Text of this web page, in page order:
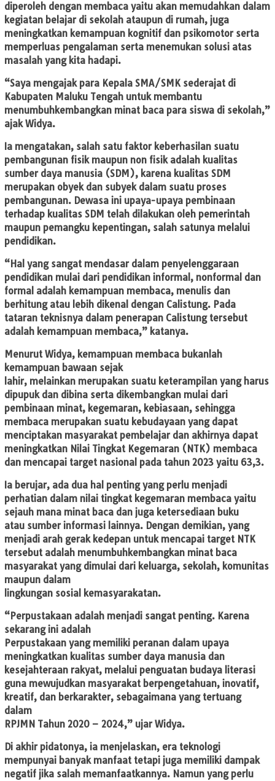
diperoleh dengan membaca yaitu akan memudahkan dalam
kegiatan belajar di sekolah ataupun di rumah, juga
meningkatkan kemampuan kognitif dan psikomotor serta
memperluas pengalaman serta menemukan solusi atas
masalah yang kita hadapi.
“Saya mengajak para Kepala SMA/SMK sederajat di
Kabupaten Maluku Tengah untuk membantu
menumbuhkembangkan minat baca para siswa di sekolah,”
ajak Widya.
Ia mengatakan, salah satu faktor keberhasilan suatu
pembangunan fisik maupun non fisik adalah kualitas
sumber daya manusia (SDM), karena kualitas SDM
merupakan obyek dan subyek dalam suatu proses
pembangunan. Dewasa ini upaya-upaya pembinaan
terhadap kualitas SDM telah dilakukan oleh pemerintah
maupun pemangku kepentingan, salah satunya melalui
pendidikan.
“Hal yang sangat mendasar dalam penyelenggaraan
pendidikan mulai dari pendidikan informal, nonformal dan
formal adalah kemampuan membaca, menulis dan
berhitung atau lebih dikenal dengan Calistung. Pada
tataran teknisnya dalam penerapan Calistung tersebut
adalah kemampuan membaca,” katanya.
Menurut Widya, kemampuan membaca bukanlah
kemampuan bawaan sejak
lahir, melainkan merupakan suatu keterampilan yang harus
dipupuk dan dibina serta dikembangkan mulai dari
pembinaan minat, kegemaran, kebiasaan, sehingga
membaca merupakan suatu kebudayaan yang dapat
menciptakan masyarakat pembelajar dan akhirnya dapat
meningkatkan Nilai Tingkat Kegemaran (NTK) membaca
dan mencapai target nasional pada tahun 2023 yaitu 63,3.
Ia berujar, ada dua hal penting yang perlu menjadi
perhatian dalam nilai tingkat kegemaran membaca yaitu
sejauh mana minat baca dan juga ketersediaan buku
atau sumber informasi lainnya. Dengan demikian, yang
menjadi arah gerak kedepan untuk mencapai target NTK
tersebut adalah menumbuhkembangkan minat baca
masyarakat yang dimulai dari keluarga, sekolah, komunitas
maupun dalam
lingkungan sosial kemasyarakatan.
“Perpustakaan adalah menjadi sangat penting. Karena
sekarang ini adalah
Perpustakaan yang memiliki peranan dalam upaya
meningkatkan kualitas sumber daya manusia dan
kesejahteraan rakyat, melalui penguatan budaya literasi
guna mewujudkan masyarakat berpengetahuan, inovatif,
kreatif, dan berkarakter, sebagaimana yang tertuang
dalam
RPJMN Tahun 2020 – 2024,” ujar Widya.
Di akhir pidatonya, ia menjelaskan, era teknologi
mempunyai banyak manfaat tetapi juga memiliki dampak
negatif jika salah memanfaatkannya. Namun yang perlu